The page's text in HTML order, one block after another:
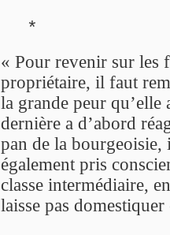
*
« Pour revenir sur les
propriétaire, il faut
la grande peur qu’elle
dernière a d’abord
pan de la
également pris
classe intermédiaire,
laisse pas domestiquer